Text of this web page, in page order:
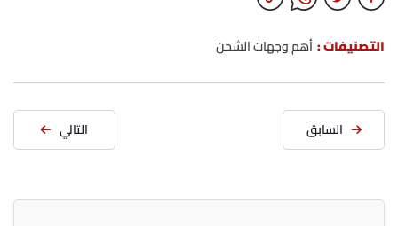
التصنيفات :أهم وجهات الشحن
السابق التالي